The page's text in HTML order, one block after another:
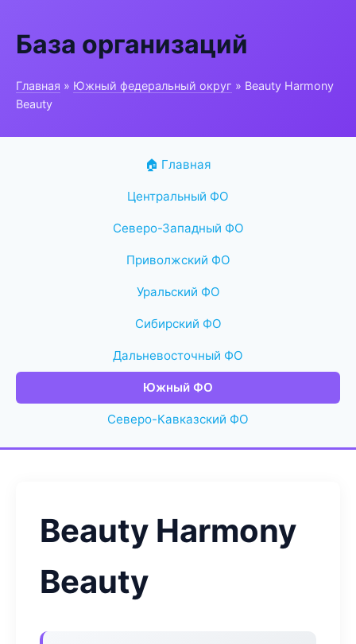
База организаций
Главная » Южный федеральный округ » Beauty Harmony
Beauty
🏠 Главная
Центральный ФО
Северо-Западный ФО
Приволжский ФО
Уральский ФО
Сибирский ФО
Дальневосточный ФО
Южный ФО
Северо-Кавказский ФО
Beauty Harmony
Beauty